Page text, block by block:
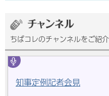
ちばコレのチャンネルをご紹
知事定例記者会見